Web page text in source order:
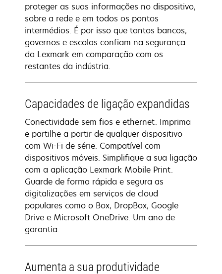
proteger as suas informações no dispositivo,
sobre a rede e em todos os pontos
intermédios. É por isso que tantos bancos,
governos e escolas confiam na segurança
da Lexmark em comparação com os
restantes da indústria.
Capacidades de ligação expandidas
Conectividade sem fios e ethernet. Imprima
e partilhe a partir de qualquer dispositivo
com Wi-Fi de série. Compatível com
dispositivos móveis. Simplifique a sua ligação
com a aplicação Lexmark Mobile Print.
Guarde de forma rápida e segura as
digitalizações em serviços de cloud
populares como o Box, DropBox, Google
Drive e Microsoft OneDrive. Um ano de
garantia.
Aumenta a sua produtividade